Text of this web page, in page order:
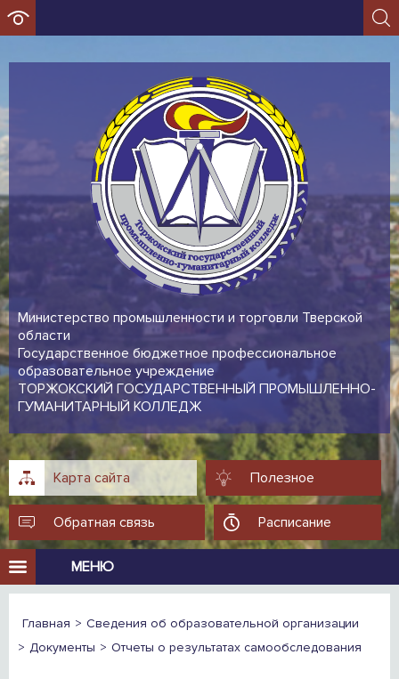
Министерство промышленности и торговли Тверской
области
Государственное бюджетное профессиональное
образовательное учреждение
ТОРЖОКСКИЙ ГОСУДАРСТВЕННЫЙ ПРОМЫШЛЕННО-
ГУМАНИТАРНЫЙ КОЛЛЕДЖ
Карта сайта Полезное
Обратная связь Расписание
МЕНЮ
Главная
Сведения об образовательной организации
Документы
Отчеты о результатах самообследования